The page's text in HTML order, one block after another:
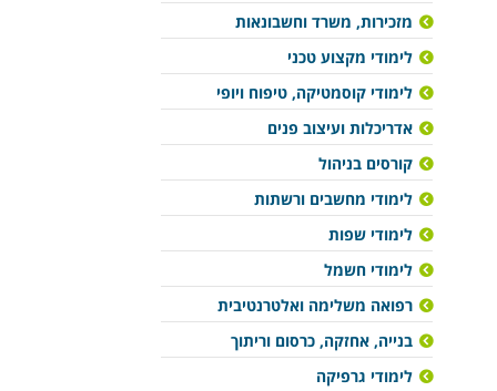
מזכירות, משרד וחשבונאות
לימודי מקצוע טכני
לימודי קוסמטיקה, טיפוח ויופי
אדריכלות ועיצוב פנים
קורסים בניהול
לימודי מחשבים ורשתות
לימודי שפות
לימודי חשמל
רפואה משלימה ואלטרנטיבית
בנייה, אחזקה, כרסום וריתוך
לימודי גרפיקה